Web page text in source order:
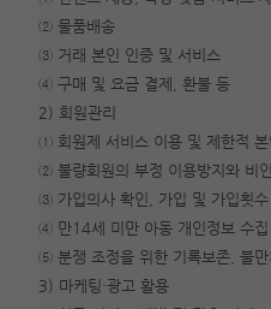
② 물품배송
③ 거래 본인 인증 및 서비스
④ 구매 및 요금 결제, 환불 등
2) 회원관리
① 회원제 서비스 이용 및 제한적
② 불량회원의 부정 이용방지와 비
③ 가입의사 확인, 가입 및 가입횟
④ 만14세 미만 아동 개인정보 수집
⑤ 분쟁 조정을 위한 기록보존, 불
3) 마케팅·광고 활용